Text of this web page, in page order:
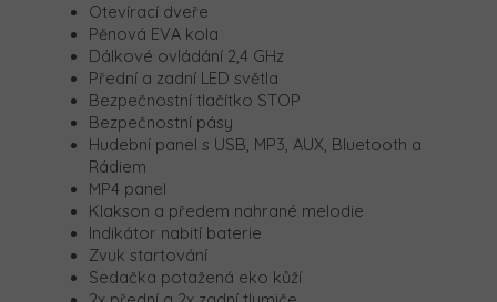
Otevírací dveře
Pěnová EVA kola
Dálkové ovládání 2,4 GHz
Přední a zadní LED světla
Bezpečnostní tlačítko STOP
Bezpečnostní pásy
Hudební panel s USB, MP3, AUX, Bluetooth a
Rádiem
MP4 panel
Klakson a předem nahrané melodie
Indikátor nabití baterie
Zvuk startování
Sedačka potažená eko kůží